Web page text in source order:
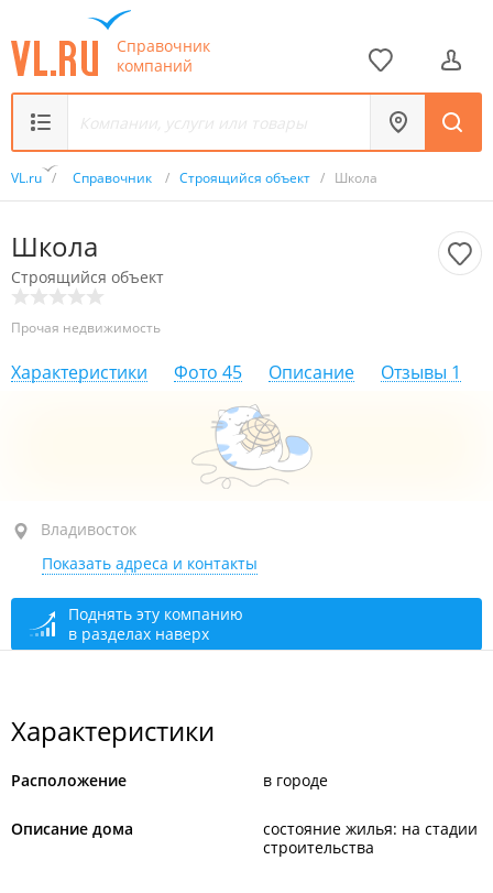
Справочник
компаний
VL.ru / Справочник / Строящийся объект / Школа
Школа
Строящийся объект
Прочая недвижимость
Характеристики Фото 45 Описание Отзывы 1
ул. Адмирала Горшкова, 3 стр. 1
Владивосток
Показать адреса и контакты
Поднять эту компанию
в разделах наверх
Характеристики
Расположение в городе
Описание дома
состояние жилья: на стадии
строительства